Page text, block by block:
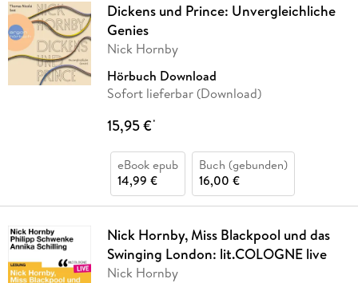
Dickens und Prince: Unvergleichliche
Genies
Nick Hornby
Hörbuch Download
Sofort lieferbar (Download)
15,95 €*
eBook epub
14,99 €
Buch (gebunden)
16,00 €
Nick Hornby, Miss Blackpool und das
Swinging London: lit.COLOGNE live
Nick Hornby